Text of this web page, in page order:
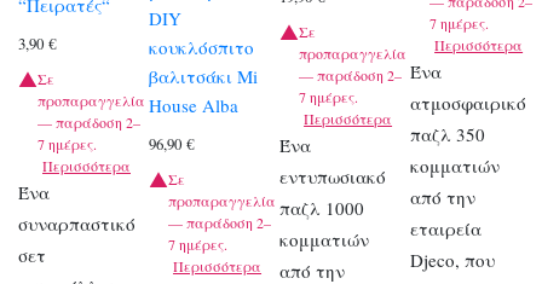
3,90 €
Σε
προπαραγγελία
— παράδοση 2–
7 ημέρες.
Περισσότερα
Ένα
συναρπαστικό
σετ
DIY
κουκλόσπιτο
βαλιτσάκι Mi
House Alba
96,90€
Σε
προπαραγγελία
— παράδοση 2–
7 ημέρες.
Περισσότερα
Σε
προπαραγγελία
— παράδοση 2–
7 ημέρες.
Περισσότερα
Ένα
εντυπωσιακό
παζλ 1000
κομματιών
από την
7 ημέρες.
Περισσότερα
Ένα
ατμοσφαιρικό
παζλ 350
κομματιών
από την
εταιρεία
Djeco, που